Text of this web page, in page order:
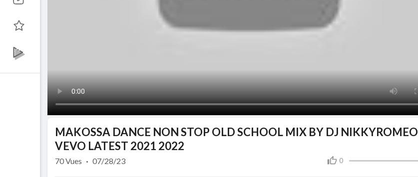
MAKOSSA DANCE NON STOP OLD SCHOOL MIX BY DJ NIKKYROMEO
VEVO LATEST 2021 2022
0
70Vues · 07/28/23